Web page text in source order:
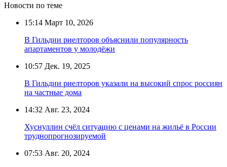
Новости по теме
15:14 Март 10, 2026
В Гильдии риелторов объяснили популярность
апартаментов у молодёжи
10:57 Дек. 19, 2025
В Гильдии риелторов указали на высокий спрос россиян
на частные дома
14:32 Авг. 23, 2024
Хуснуллин счёл ситуацию с ценами на жильё в России
труднопрогнозируемой
07:53 Авг. 20, 2024